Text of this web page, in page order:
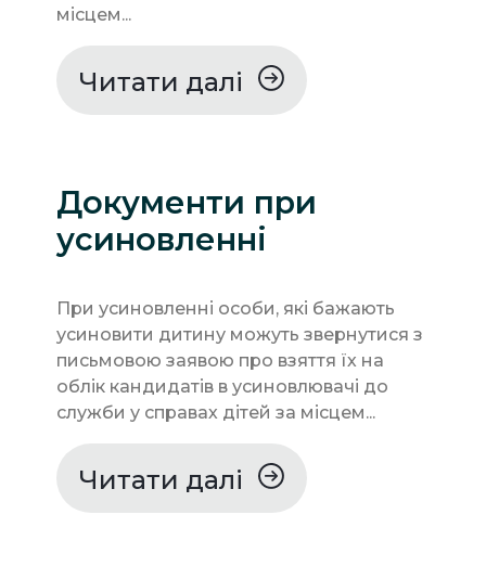
місцем...
Читати далі
Документи при
усиновленні
При усиновленні особи, які бажають
усиновити дитину можуть звернутися з
письмовою заявою про взяття їх на
облік кандидатів в усиновлювачі до
служби у справах дітей за місцем...
Читати далі